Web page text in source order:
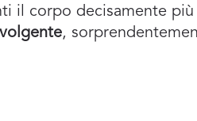
il corpo decisamente
,